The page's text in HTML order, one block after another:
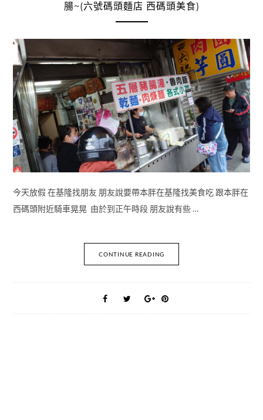
腸~(六號碼頭麵店 西碼頭美食)
今天放假 在基隆找朋友 朋友說要帶本胖在基隆找美食吃 跟本胖在
西碼頭附近騎車晃晃 由於到正午時段 朋友說有些 …
CONTINUE READING